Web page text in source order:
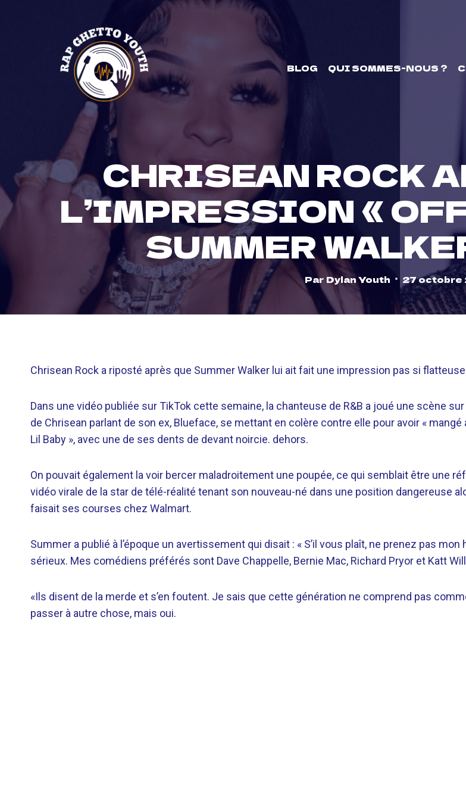
BLOG QUI SOMMES-NOUS ?
CHRISEAN ROCK
L’IMPRESSION «
SUMMER
Par Dylan Youth 27 octobre
Chrisean Rock a riposté après que Summer Walker lui ait fait une impression pas si
Dans une vidéo publiée sur TikTok cette semaine, la chanteuse de R&B a joué une scène
de Chrisean parlant de son ex, Blueface, se mettant en colère contre elle pour avoir « mangé
Lil Baby », avec une de ses dents de devant noircie. dehors.
On pouvait également la voir bercer maladroitement une poupée, ce qui semblait être une
vidéo virale de la star de télé-réalité tenant son nouveau-né dans une position dangereuse
faisait ses courses chez Walmart.
Summer a publié à l’époque un avertissement qui disait : « S’il vous plaît, ne prenez pas mon
sérieux. Mes comédiens préférés sont Dave Chappelle, Bernie Mac, Richard Pryor et Katt
«Ils disent de la merde et s’en foutent. Je sais que cette génération ne comprend pas
passer à autre chose, mais oui.